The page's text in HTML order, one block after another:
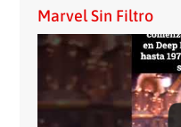
Marvel Sin Filtro